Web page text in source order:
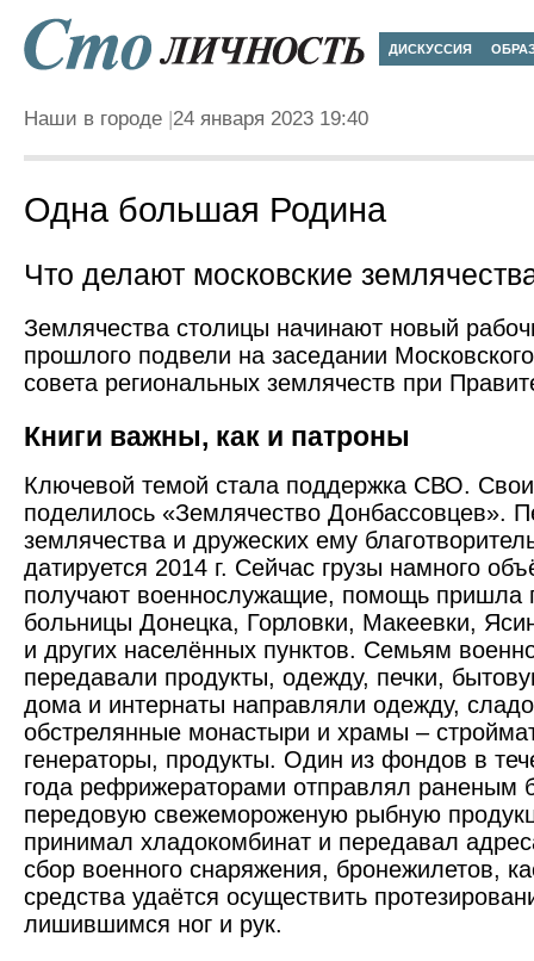
ДИСКУССИЯ
Наши в городе 24 января 2023 19:40
Одна большая Родина
Что делают московские
Землячества столицы начинают новый
прошлого подвели на заседании
совета региональных землячеств при
Книги важны, как и патроны
Ключевой темой стала поддержка СВО.
поделилось «Землячество Донбассовцев».
землячества и дружеских ему
датируется 2014 г. Сейчас грузы намного
получают военнослужащие, помощь пришла
больницы Донецка, Горловки, Макеевки,
и других населённых пунктов. Семья­м
передавали продукты, одежду, печки,
дома и интернаты направляли одежду,
обстрелянные монастыри и храмы –
генераторы, продукты. Один из фондов в
года рефрижераторами отправлял раненым
передовую свежемороженую рыбную
принимал хладокомбинат и передавал
сбор военного снаряжения, бронежилетов,
средства удаётся осуществить
лишившимся ног и рук.